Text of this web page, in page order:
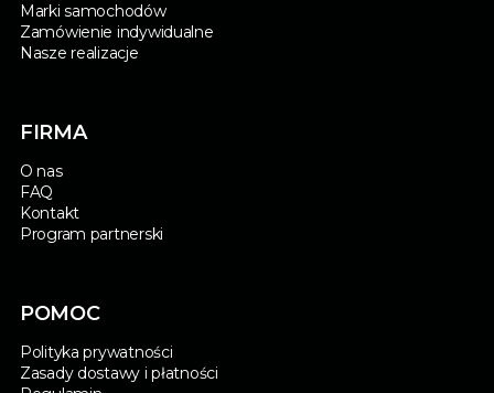
Marki samochodów
Zamówienie indywidualne
Nasze realizacje
FIRMA
O nas
FAQ
Kontakt
Program partnerski
POMOC
Polityka prywatności
Zasady dostawy i płatności